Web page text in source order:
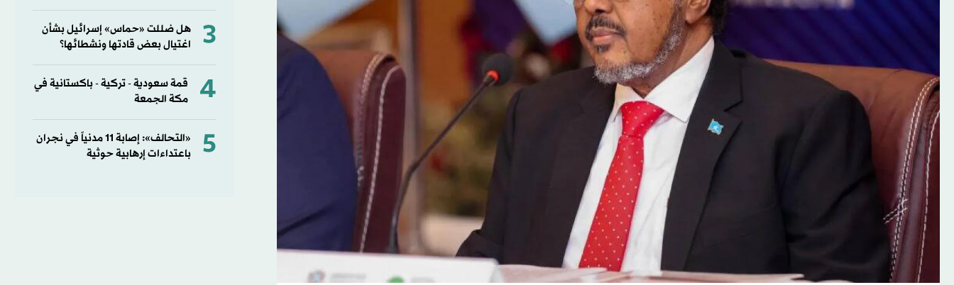
3
هل ضللت «حماس» إسرائيل بشأن
اغتيال بعض قادتها ونشطائها؟
4
قمة سعودية - تركية - باكستانية في
مكة الجمعة
5
«التحالف»: إصابة 11 مدنياً في نجران
باعتداءات إرهابية حوثية